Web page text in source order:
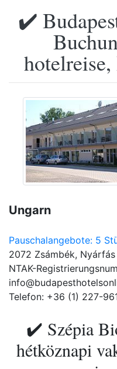
✔️
Ungarn
Pauschalangebote: 5
2072 Zsámbék,
NTAK-
Telefon: +36 (1) 227-
✔️ Szépia
hétköznapi